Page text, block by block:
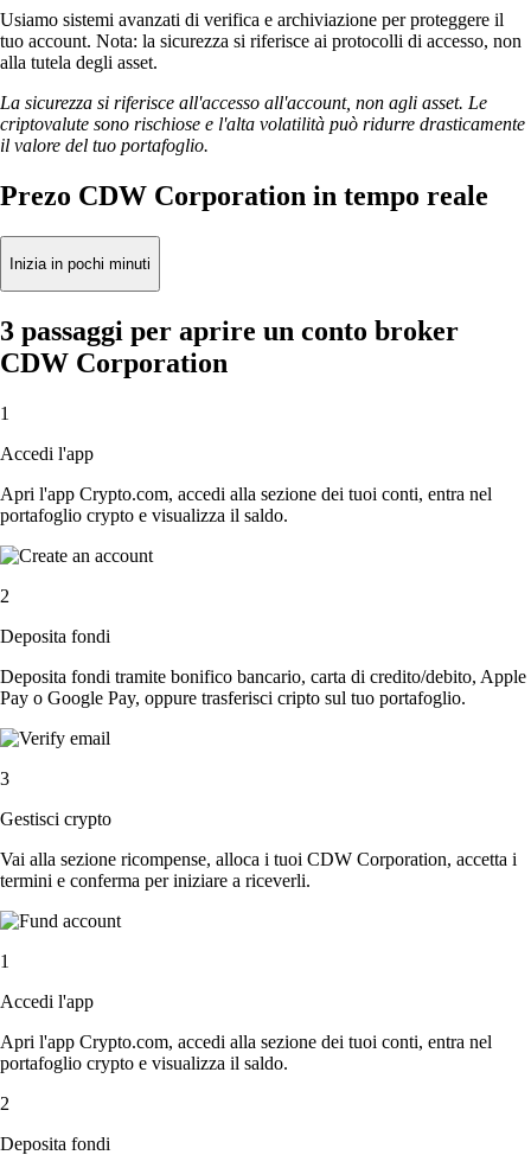
Usiamo sistemi avanzati di verifica e archiviazione per proteggere il
tuo account. Nota: la sicurezza si riferisce ai protocolli di accesso, non
alla tutela degli asset.
La sicurezza si riferisce all'accesso all'account, non agli asset. Le
criptovalute sono rischiose e l'alta volatilità può ridurre drasticamente
il valore del tuo portafoglio.
Prezo CDW Corporation in tempo reale
Inizia in pochi minuti
3 passaggi per aprire un conto broker
CDW Corporation
1
Accedi l'app
Apri l'app Crypto.com, accedi alla sezione dei tuoi conti, entra nel
portafoglio crypto e visualizza il saldo.
2
Deposita fondi
Deposita fondi tramite bonifico bancario, carta di credito/debito, Apple
Pay o Google Pay, oppure trasferisci cripto sul tuo portafoglio.
3
Gestisci crypto
Vai alla sezione ricompense, alloca i tuoi CDW Corporation, accetta i
termini e conferma per iniziare a riceverli.
1
Accedi l'app
Apri l'app Crypto.com, accedi alla sezione dei tuoi conti, entra nel
portafoglio crypto e visualizza il saldo.
2
Deposita fondi